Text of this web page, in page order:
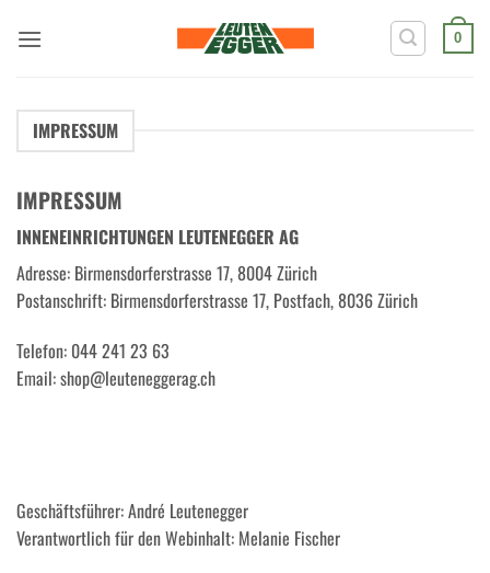
Inhalt
0
IMPRESSUM
IMPRESSUM
INNENEINRICHTUNGEN LEUTENEGGER AG
Adresse: Birmensdorferstrasse 17, 8004 Zürich
Postanschrift: Birmensdorferstrasse 17, Postfach, 8036 Zürich
Telefon: 044 241 23 63
Email: shop@leuteneggerag.ch
Geschäftsführer: André Leutenegger
Verantwortlich für den Webinhalt: Melanie Fischer